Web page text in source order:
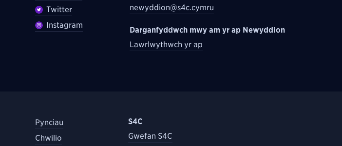
Twitter
Instagram
newyddion@s4c.cymru
Darganfyddwch mwy am yr ap Newyddion
Lawrlwythwch yr ap
Pynciau
Chwilio
S4C
Gwefan S4C